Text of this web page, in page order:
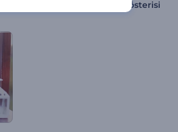
Sevgililer Günü Slayt Gösterisi